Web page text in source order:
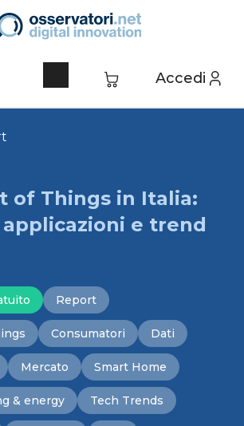
Accedi
of Things in Italia:
e trend
Report
Consumatori Dati
Mercato Smart Home
& energy Tech Trends